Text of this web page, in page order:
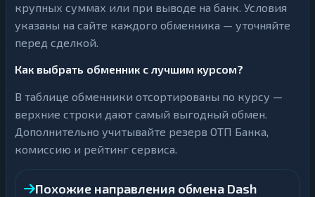
крупных суммах или при выводе на банк. Условия
указаны на сайте каждого обменника — уточняйте
перед сделкой.
Как выбрать обменник с лучшим курсом?
В таблице обменники отсортированы по курсу —
верхние строки дают самый выгодный обмен.
Дополнительно учитывайте резерв ОТП Банка,
комиссию и рейтинг сервиса.
Похожие направления обмена Dash